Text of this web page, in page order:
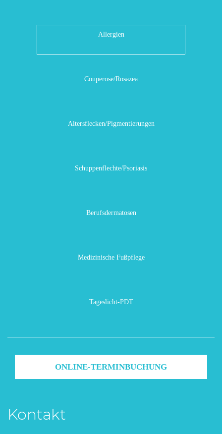
Allergien
Couperose/Rosazea
Altersflecken/Pigmentierungen
Schuppenflechte/Psoriasis
Berufsdermatosen
Medizinische Fußpflege
Tageslicht-PDT
ONLINE-TERMINBUCHUNG
Kontakt